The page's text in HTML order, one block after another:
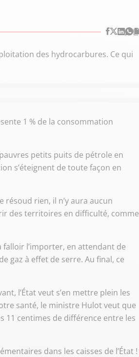
des hydrocarbures. Ce qui
1 % de la consommation
petits puits de pétrole en
s’éteignent de toute façon en
rien, il n’y aura aucun
des territoires en difficulté, comme
l’importer, en attendant de
gaz à effet de serre. Au final, ce
l’État veut s’en mettre plein les
santé, le ministre Hulot veut que
11 centimes de différence entre les
dans les caisses de l’État !